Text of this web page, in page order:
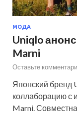
МОДА
Uniqlo
Marni
Оставьте
Японский бренд
коллаборацию с
Marni.